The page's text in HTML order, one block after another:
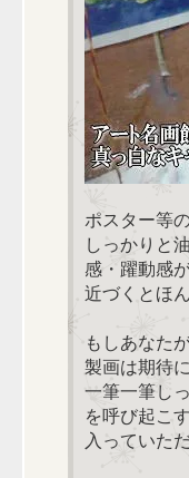
ポスター等
しっかりと
感・躍動感
近づくとほ
もしあなた
製画は期待
一筆一筆し
を呼び起こ
入っていた